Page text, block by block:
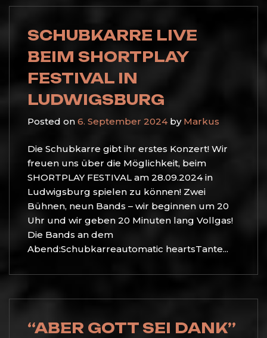
SCHUBKARRE LIVE
BEIM SHORTPLAY
FESTIVAL IN
LUDWIGSBURG
Posted on 6. September 2024by Markus
Die Schubkarre gibt ihr erstes Konzert! Wir
freuen uns über die Möglichkeit, beim
SHORTPLAY FESTIVAL am 28.09.2024 in
Ludwigsburg spielen zu können! Zwei
Bühnen, neun Bands – wir beginnen um 20
Uhr und wir geben 20 Minuten lang Vollgas!
Die Bands an dem
Abend:Schubkarreautomatic heartsTante...
“ABER GOTT SEI DANK”